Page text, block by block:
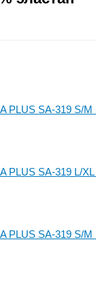
PLUS SA-319 S/
PLUS SA-319 L/XL
PLUS SA-319 S/M